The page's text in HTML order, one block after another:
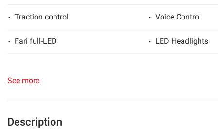
Traction control Voice Control
Fari full-LED LED Headlights
See more
Description
Preferences cookies
Marketing cookies